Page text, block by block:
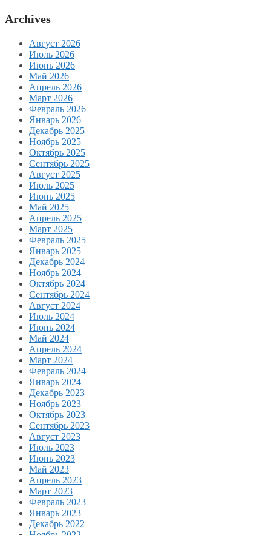
Archives
Август 2026
Июль 2026
Июнь 2026
Май 2026
Апрель 2026
Март 2026
Февраль 2026
Январь 2026
Декабрь 2025
Ноябрь 2025
Октябрь 2025
Сентябрь 2025
Август 2025
Июль 2025
Июнь 2025
Май 2025
Апрель 2025
Март 2025
Февраль 2025
Январь 2025
Декабрь 2024
Ноябрь 2024
Октябрь 2024
Сентябрь 2024
Август 2024
Июль 2024
Июнь 2024
Май 2024
Апрель 2024
Март 2024
Февраль 2024
Январь 2024
Декабрь 2023
Ноябрь 2023
Октябрь 2023
Сентябрь 2023
Август 2023
Июль 2023
Июнь 2023
Май 2023
Апрель 2023
Март 2023
Февраль 2023
Январь 2023
Декабрь 2022